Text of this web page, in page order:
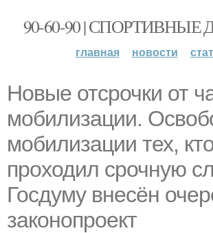
90-60-90 |
главная новости
Новые отсрочки от
мобилизации.
мобилизации тех,
проходил срочную
Госдуму внесён
законопроект